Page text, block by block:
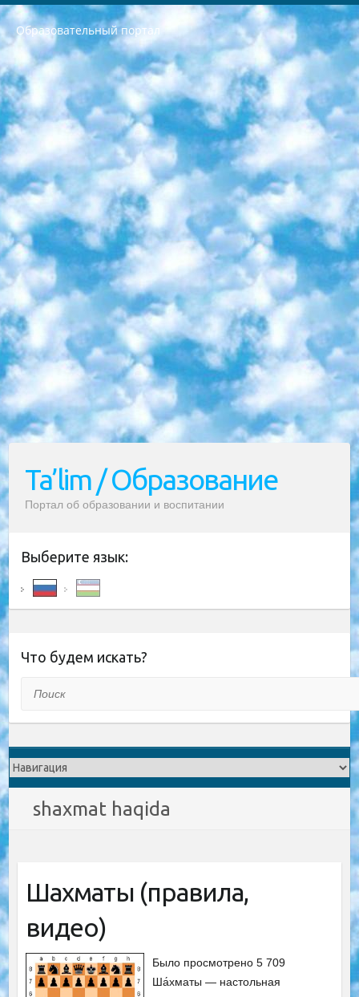
Образовательный портал
РЕСПУБЛИКА УЗБЕКИСТАН МИНИСТРЕРСТВО ДОШКОЛЬНОГО И ШКОЛЬНОГО ОБРАЗОВАНИЯ КОМАНДА в общеобразовательных учреждениях в 2023-2024 учебном году организация и проведение итоговой государственной аттестации обучающихся о Министра дошкольного и школьного образования Республики Узбекистан от 4 марта 2008 года (постановлением Минюста от 20 марта 2008 года № 1778 государственной регистрации) «Итоговое состояние учащихся общего среднего образования на основании положения об утверждении положения об аттестации общего среднего образования выпускной экзамен студентов в образовательных учреждениях в 2023-2024 учебном году В целях организации и прохождения аттестации приказываю: 1. Следующее: перечень предметов, по которым будет проводиться итоговая государственная аттестация и экзамен формы перевода согласно приложению 1; сертификаты международного образца, оценивающие уровень владения иностранными языками перечень согласно приложению 2; 2. Педагогический при специализированных образовательных учреждениях. научно-практический центр квалификации и международной оценки (Д.Давидова) 2024 г. До 25 марта: задания по предметам, по которым будет проводиться итоговая аттестация разработка и утверждение технических условий; итоговая аттестация на основании разработанного предметного задания разработка вопросов по предметам (устно и письменно), экзамен передача; общеобразовательные средние школы и специальные учебные заведения учащиеся выпускных классов школ и интернатов в агентской системе подготовка базы данных экзаменационных материалов и критериев оценки; перевод базы экзаменационных материалов на все языки обучения подать в Республиканский образовательный центр для изготовления; варианты экзаменов на основе разработанных контрольных материалов пусть будут поставлены задачи формирования. 3. Республиканский образовательный центр (Ш.Худайкулов) до 5 апреля 2024 года. до: база данных предоставленных экзаменационных материалов на все языки обучения перевод и экспертиза; для слепых, слабовидящих, глухих, слабослышащих и умственно отсталых детей учащиеся выпускных классов специализированных школ и школ-интернатов база данных экзаменационных материалов на всех преподаваемых языках подготовка критериев оценки; специализированные школы для умственно отсталых детей и технологии для учащихся выпускных классов школ-интернатов разработка соответствующих рекомендаций и критериев проведения ЕГЭ по естествознанию давать задания. 4. Педагогический при специализированных образовательных учреждениях. Научно-практический центр навыков и международной оценки (Д.Давидова), Республика образовательный центр (Худайкулов Ш.) итоговый государственный аттестационный экзамен ориентирован на творческое и логическое мышление при подготовке базы материалов учитывать введение заданий. 5. Следует отметить, что: сертификат государственного образца о знании общеобразовательного предмета и как минимум национальный уровень B1 по предметам на иностранных языках, указанным в Приложении 2. или международно признанный сертификат эквивалентного уровня студенты, изучающие определенный предмет, освобождаются от экзамена; по соответствующим предметам запланирована итоговая государственная аттестация за день до дня, путем жеребьевки Рабочей группой (в письменной форме по предметам, проводимым в форме) из числа сформированных вариантов выбрано 2 варианта; 2 выбранных варианта экзамена анонсированы на официальном сайте министерства и все выпускники по всей стране на основе этих вариантов проводит итоговую государственную аттестацию. 6. Государственное образование учащихся средних общеобразовательных учреждений. знания в соответствии с квалификационными требованиями, которые необходимо приобрести на основании стандартов итоговый (выпускной) контроль для 9 и 11 классов в целях тестирования Экзамены (далее – экзамены) состоят из предметов, перечисленных в приложении 1. будет сделано. 7. Экзамены пройдут с 26 мая по 15 июня 2024 г. (кроме науки физического воспитания). 8. Физическая для учащихся 9 классов общесредних образовательных учреждений. Экзамены по предмету «Образование, квалификация медицина» 1-6 мая 2024 года. сотрудники перевести под присмотр (с отклонениями в физическом или умственном развитии) специализированная школа для детей, школы-интернаты и со сколиозом школы-интернаты санаторного типа для больных детей исключены). 9. Он был слепым, слабовидящим и имел нарушения опорно-двигательного аппарата. экзамены в специализированных школах и интернатах для детей должны проводиться исходя из требований, предъявляемых к общеобразовательным учреждениям (физкультура кроме науки). 10. Специализированная школа для глухих и слабослышащих детей. и экзамены в интернатах и быть реализован в виде письменного теста по математике. 11. Специальность для умственно отсталых детей. Для 9 класса Родной язык и литературное письмо Государственный язык (язык обучения – узбекский). для неклассов) написано Математическое письмо Письменная/устная история Узбекистана Физическое воспитание практично Итоговый контроль Для 11 класса Написание родного языка и литературы (эссе) Математическое письмо Узбекский язык (обучение на узбекском языке) не посещающее общее среднее образование для учреждений)/Образовательное учреждение выбор письменный и устный Иностранный язык письменный/устный Письменная/устная история Узбекистана *По выбору студента:  Химия  Физика  Основы государственного права  География 10 бесплатных образовательных ресурсов - Мы составили подборку онлайн-проектов с интерактивными упражнениями, видеолекциями и статьями. Они помогут вам обрести новые и освежить старые знания бесплатно. 1. «ИНТУИТ» Старейшая образовательная площадка Рунета. Здесь вы найдёте сотни текстовых и видеокурсов на десятки различных тем — от программирования до психологии. Многие курсы подготовлены российскими университетами и крупными международными компаниями вроде Intel и Microsoft. Самостоятельное обучение бесплатное, но желающие могут оплатить услуги персональных наставников. 2. «Смартия» знакомит с актуальными профессиями и подсказывает, как им обучаться. Выбрав заинтересовавшую вас специальность — SMM-специалист, фотограф, веб-дизайнер или другую, — увидите список необходимых для неё умений. Чтобы вы могли освоить их самостоятельно, для каждого умения площадка отображает подборку ссылок на учебные материалы. Хотя «Смартия» ориентируется на русскоязычную аудиторию, часть контента всё же доступна только на английском. 3. «Лекторий Физтеха» Проект Московского физико-технического института (Физтеха). С его помощью вы можете смотреть онлайн серии лекций, записанные на видео в этом вузе. В числе доступных предметов — физика, биология, химия, информационные технологии и другие. К некоторым лекциям администрация ресурса прилагает готовые конспекты, которые можно скачивать в PDF-формате. 4. ITMOcourses Онлайн-площадка Санкт-Петербургского национального исследовательского университета информационных технологий, механики и оптики (ИТМО). Ресурс предоставляет свободный доступ к курсам, разработанным в этом вузе. Каталог материалов разбит на четыре категории: «Оптические системы и технологии», «Приборостроение и робототехника», «Информационные технологии» и «Биотехнологии». Курсы состоят из видеолекций, интерактивных демонстраций и заданий. 5. «КиберЛенинка» Электронная научная библиотека открытого доступа. Каталог площадки регулярно обрастает текстами статей из различных научных изданий. Сгруппированные по журналам и рубрикам публикации можно читать онлайн или скачивать целиком в PDF-формате. Проект нацелен на популяризацию науки за счёт открытого доступа к качественной информации. 6. «ПостНаука» На этом ресурсе публикуют подборки видеолекций, составленные экспертами из разных отраслей и объединённые общими темами. Среди них, к примеру, есть серии «Биоинформатика и геномика», «Культура средневековой Скандинавии» и Cinema Studies о теории кино. Каждая подборка лекций — логически связанная история, рассказанная экспертом от первого лица. Кроме того, на сайте появляются научно-образовательные статьи и тесты на разные темы. 7. «Newочём» Команда проекта «Newочём» отбирает самые интересные тексты из англоязычных СМИ и переводит те из них, за которые голосуют участники сообщества «ВКонтакте». По большей части это научно-популярные статьи. Редакторы придумывают лишь заголовки, в остальном содержание переводов соответствует оригиналам. Полные тексты можно читать прямо в социальной сети. 8. InternetUrok Онлайн-база материалов по основным дисциплинам школьной программы. Информация на сайте структурирована по классам, предметам и темам (урокам). Каждый урок состоит из видеолекций и конспектов. Есть также интерактивные тренажёры и тесты для закрепления пройденного материала. Даже если вы давно окончили школу, возможность повторить программу старших классов всегда может пригодиться. 9. Edutainme Ещё один ресурс об образовании. В отличие от Newtonew, как мне кажется, Edutainme больше ориентируется на представителей индустрии: педагогов, предпринимателей, разработчиков образовательных проектов. Но и любой, кто просто стремится к саморазвитию, найдёт на сайте много полезного и интересного для себя. Например, информацию о новых курсах и образовательных сервисах. 10. Newtonew Онлайн-медиа об образовании и обучении в широком смысле. Авторы Newtonew пишут об инструментах, заведениях, тактиках и стратегиях, которые помогают учить других и получать новые знания самостоятельно. На этой площадке вы найдёте новости, обзоры, аналитические мат
Ta’lim / Образование
Портал об образовании и воспитании
Выберите язык:
Что будем искать?
shaxmat haqida
Шахматы (правила,
видео)
Было просмотрено 5 709
Ша́хматы — настольная